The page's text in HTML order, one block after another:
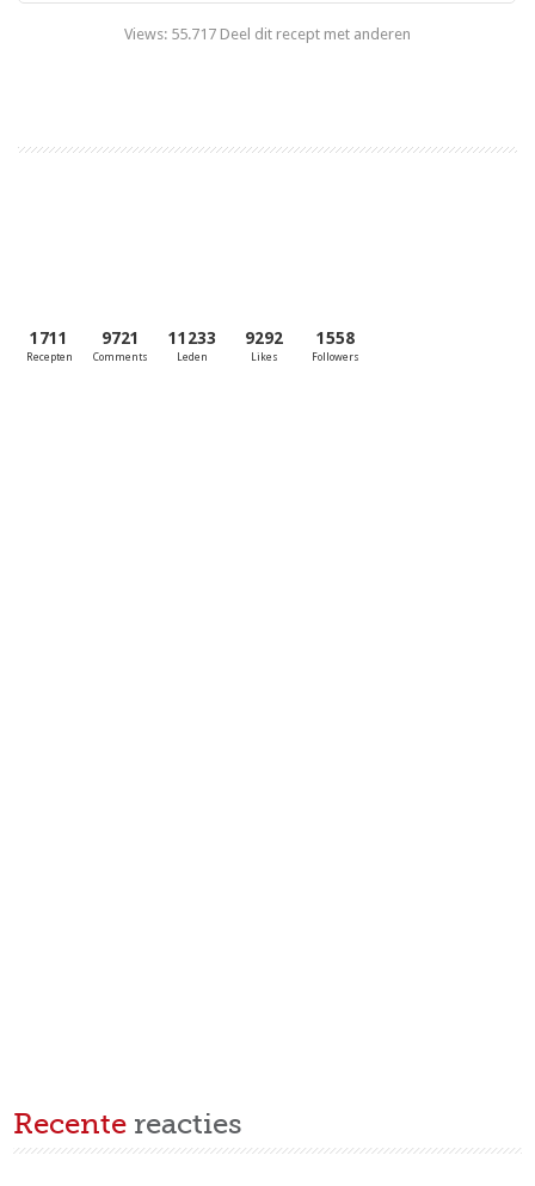
Views: 55.717 Deel dit recept met anderen
1711
Recepten
9721
Comments
11233
Leden
9292
Likes
1558
Followers
Recente reacties